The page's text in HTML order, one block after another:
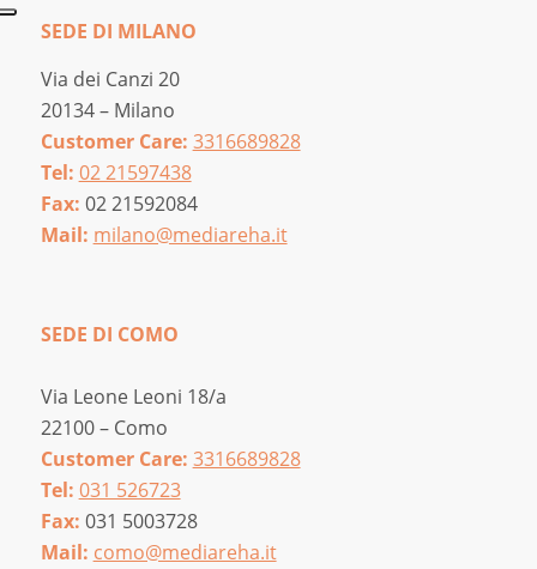
SEDE DI MILANO
Via dei Canzi 20
20134 – Milano
Customer Care: 3316689828
Tel: 02 21597438
Fax: 02 21592084
Mail: milano@mediareha.it
SEDE DI COMO
Via Leone Leoni 18/a
22100 – Como
Customer Care: 3316689828
Tel: 031 526723
Fax: 031 5003728
Mail: como@mediareha.it